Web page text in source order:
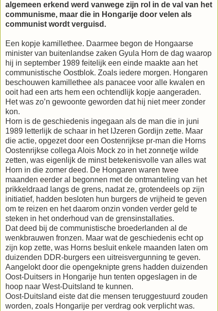
algemeen erkend werd vanwege zijn rol in de val van het
communisme, maar die in Hongarije door velen als
communist wordt verguisd.
Een kopje kamillethee. Daarmee begon de Hongaarse
minister van buitenlandse zaken Gyula Horn de dag waarop
hij in september 1989 feitelijk een einde maakte aan het
communistische Oostblok. Zoals iedere morgen. Hongaren
beschouwen kamillethee als panacee voor alle kwalen en
ooit had een arts hem een ochtendlijk kopje aangeraden.
Het was zo’n gewoonte geworden dat hij niet meer zonder
kon.
Horn is de geschiedenis ingegaan als de man die in juni
1989 letterlijk de schaar in het IJzeren Gordijn zette. Maar
die actie, opgezet door een Oostenrijkse pr-man die Horns
Oostenrijkse collega Alois Mock zo in het zonnetje wilde
zetten, was eigenlijk de minst betekenisvolle van alles wat
Horn in die zomer deed. De Hongaren waren twee
maanden eerder al begonnen met de ontmanteling van het
prikkeldraad langs de grens, nadat ze, grotendeels op zijn
initiatief, hadden besloten hun burgers de vrijheid te geven
om te reizen en het daarom onzin vonden verder geld te
steken in het onderhoud van de grensinstallaties.
Dat deed bij de communistische broederlanden al de
wenkbrauwen fronzen. Maar wat de geschiedenis echt op
zijn kop zette, was Horns besluit enkele maanden laten om
duizenden DDR-burgers een uitreisvergunning te geven.
Aangelokt door die opengeknipte grens hadden duizenden
Oost-Duitsers in Hongarije hun tenten opgeslagen in de
hoop naar West-Duitsland te kunnen.
Oost-Duitsland eiste dat die mensen teruggestuurd zouden
worden, zoals Hongarije per verdrag ook verplicht was.